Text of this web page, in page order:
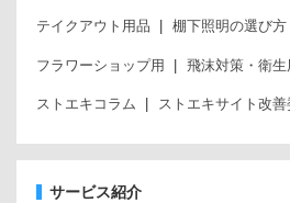
テイクアウト用品 棚下照明の選び方
フラワーショップ用 飛沫対策・衛
ストエキコラム ストエキサイト改善
サービス紹介